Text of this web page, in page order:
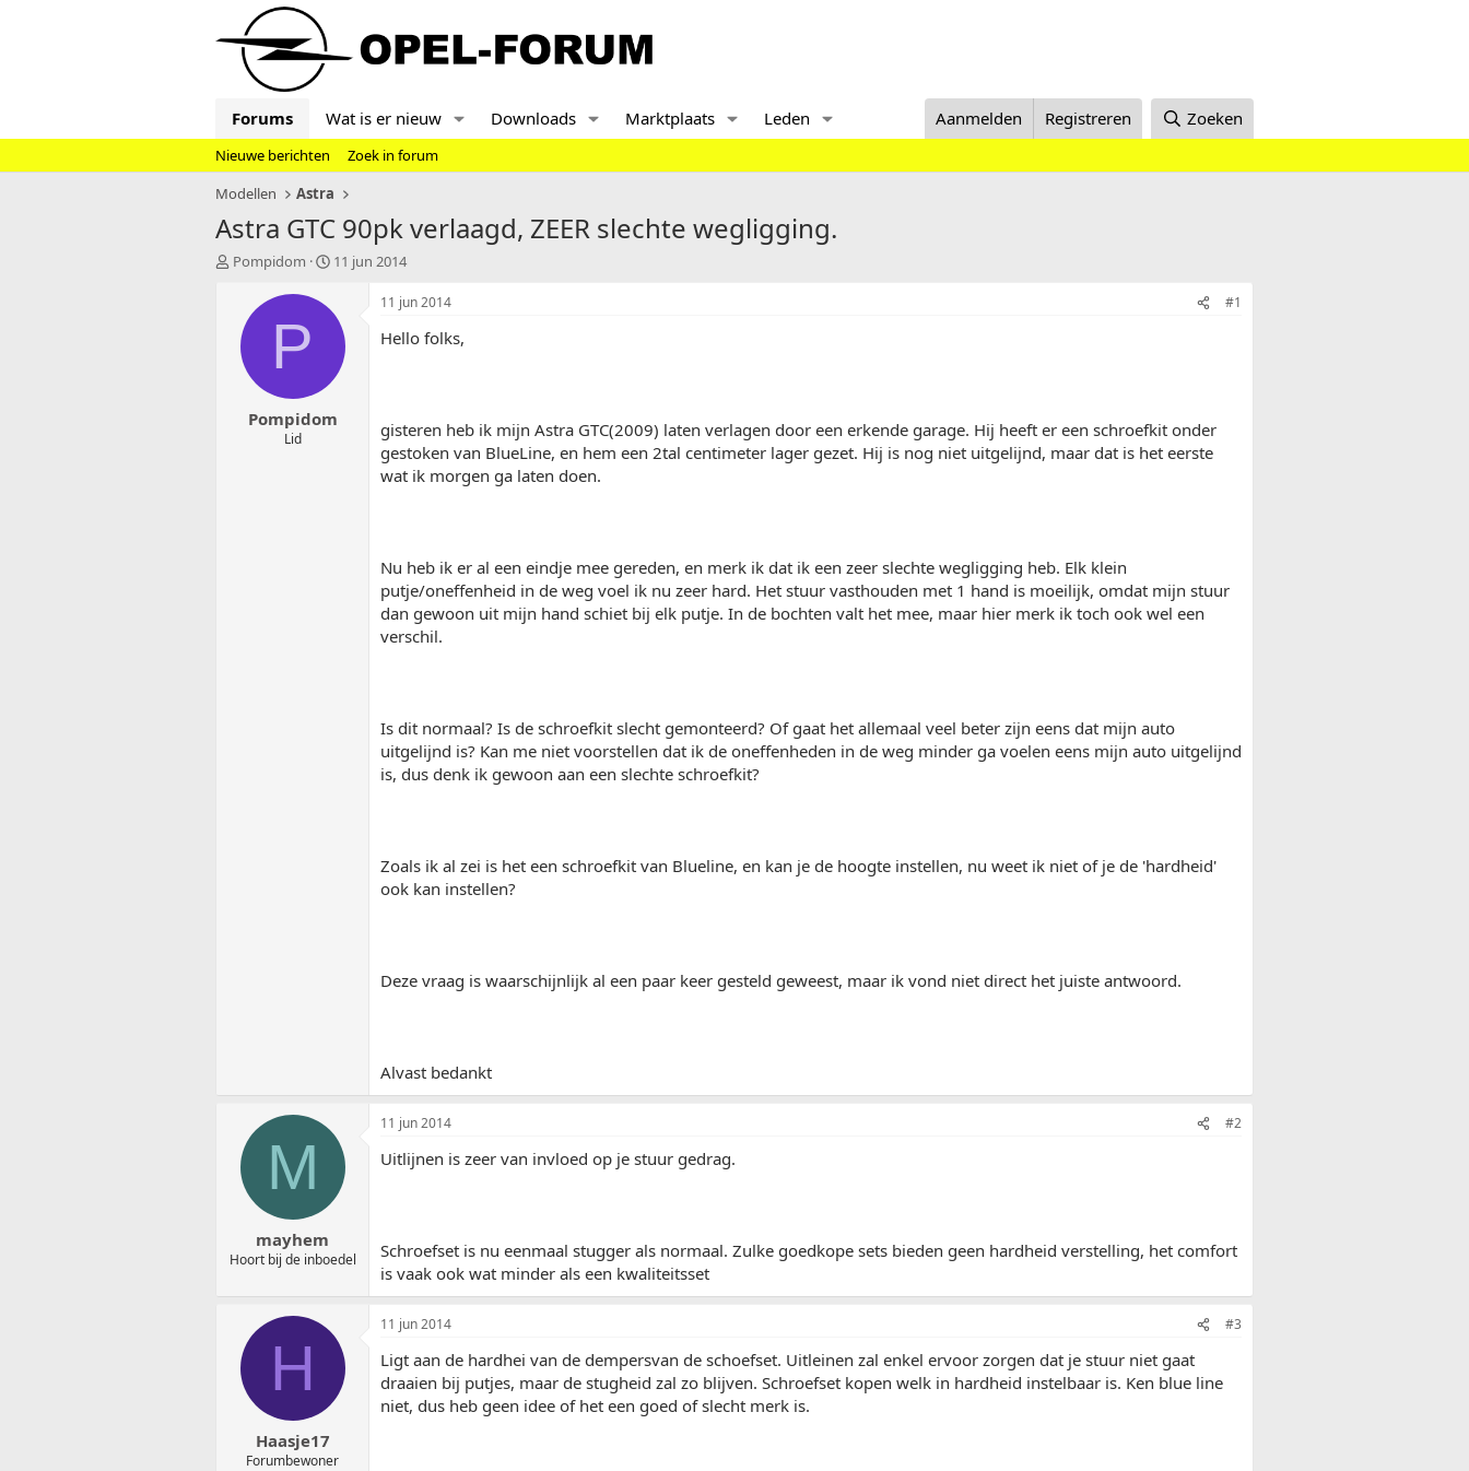
Forums Wat is er nieuw Downloads Marktplaats Leden Aanmelden Registreren Zoeken
Nieuwe berichten
Zoek in forum
Modellen
Astra
Astra GTC 90pk verlaagd, ZEER slechte wegligging.
T
Pompidom
S
r
a
u
11 jun 2014
P
Pompidom
Lid
11 jun 2014 #1
Hello folks,
gisteren heb ik mijn Astra GTC(2009) laten verlagen door een erkende garage. Hij heeft er een schroefkit onder
gestoken van BlueLine, en hem een 2tal centimeter lager gezet. Hij is nog niet uitgelijnd, maar dat is het eerste
wat ik morgen ga laten doen.
Nu heb ik er al een eindje mee gereden, en merk ik dat ik een zeer slechte wegligging heb. Elk klein
putje/oneffenheid in de weg voel ik nu zeer hard. Het stuur vasthouden met 1 hand is moeilijk, omdat mijn stuur
dan gewoon uit mijn hand schiet bij elk putje. In de bochten valt het mee, maar hier merk ik toch ook wel een
verschil.
Is dit normaal? Is de schroefkit slecht gemonteerd? Of gaat het allemaal veel beter zijn eens dat mijn auto
uitgelijnd is? Kan me niet voorstellen dat ik de oneffenheden in de weg minder ga voelen eens mijn auto uitgelijnd
is, dus denk ik gewoon aan een slechte schroefkit?
Zoals ik al zei is het een schroefkit van Blueline, en kan je de hoogte instellen, nu weet ik niet of je de 'hardheid'
ook kan instellen?
Deze vraag is waarschijnlijk al een paar keer gesteld geweest, maar ik vond niet direct het juiste antwoord.
Alvast bedankt
M
mayhem
Hoort bij de inboedel
11 jun 2014 #2
Uitlijnen is zeer van invloed op je stuur gedrag.
Schroefset is nu eenmaal stugger als normaal. Zulke goedkope sets bieden geen hardheid verstelling, het comfort
is vaak ook wat minder als een kwaliteitsset
H
Haasje17
Forumbewoner
11 jun 2014 #3
Ligt aan de hardhei van de dempersvan de schoefset. Uitleinen zal enkel ervoor zorgen dat je stuur niet gaat
draaien bij putjes, maar de stugheid zal zo blijven. Schroefset kopen welk in hardheid instelbaar is. Ken blue line
niet, dus heb geen idee of het een goed of slecht merk is.